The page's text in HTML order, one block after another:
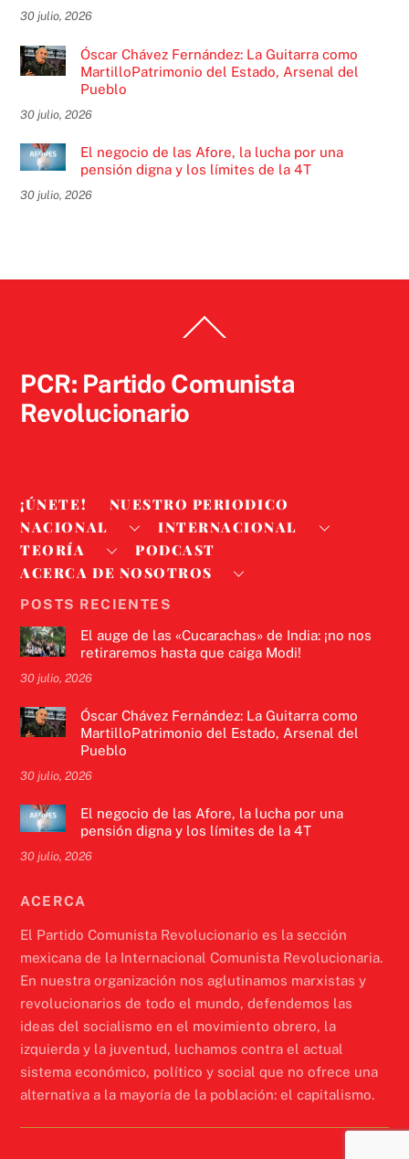
30 julio, 2026
Óscar Chávez Fernández: La Guitarra como
MartilloPatrimonio del Estado, Arsenal del
Pueblo
30 julio, 2026
El negocio de las Afore, la lucha por una
pensión digna y los límites de la 4T
30 julio, 2026
To
PCR: Partido Comunista
Revolucionario
¡ÚNETE!
NUESTRO PERIODICO
NACIONAL
INTERNACIONAL
TEORÍA
PODCAST
ACERCA DE NOSOTROS
POSTS RECIENTES
El auge de las «Cucarachas» de India: ¡no nos
retiraremos hasta que caiga Modi!
30 julio, 2026
Óscar Chávez Fernández: La Guitarra como
MartilloPatrimonio del Estado, Arsenal del
Pueblo
30 julio, 2026
El negocio de las Afore, la lucha por una
pensión digna y los límites de la 4T
30 julio, 2026
ACERCA
El Partido Comunista Revolucionario es la sección
mexicana de la Internacional Comunista Revolucionaria.
En nuestra organización nos aglutinamos marxistas y
revolucionarios de todo el mundo, defendemos las
ideas del socialismo en el movimiento obrero, la
izquierda y la juventud, luchamos contra el actual
sistema económico, político y social que no ofrece una
alternativa a la mayoría de la población: el capitalismo.